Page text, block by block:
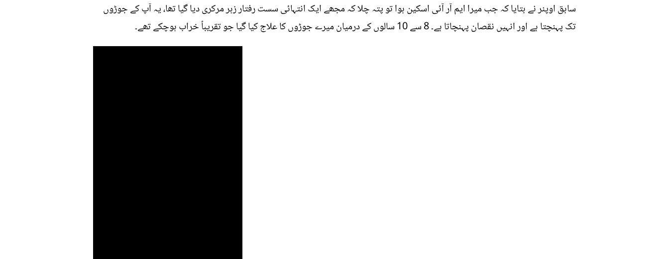
سابق اوپنر نے بتایا کہ جب میرا ایم آر آئی اسکین ہوا تو پتہ چلا کہ مجھے ایک انتہائی سست رفتار زہر مرکری دیا گیا تھا، یہ آپ کے جوڑوں
تک پہنچتا ہے اور انہیں نقصان پہنچاتا ہے۔ 8 سے 10 سالوں کے درمیان میرے جوڑوں کا علاج کیا گیا جو تقریباً خراب ہوچکے تھے۔